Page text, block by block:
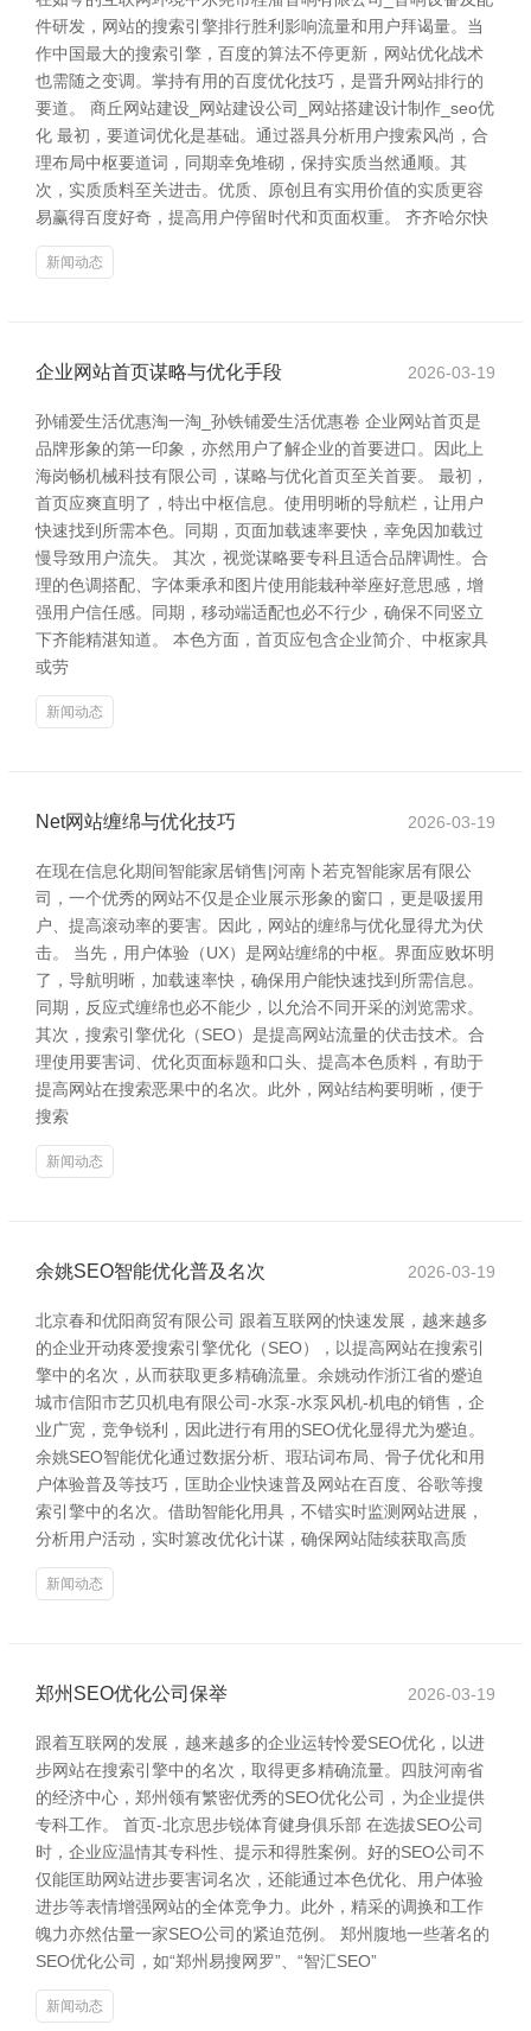
件研发，网站的搜索引擎排行胜利影响流量和用户拜谒量。当
作中国最大的搜索引擎，百度的算法不停更新，网站优化战术
也需随之变调。掌持有用的百度优化技巧，是晋升网站排行的
要道。 商丘网站建设_网站建设公司_网站搭建设计制作_seo优
化 最初，要道词优化是基础。通过器具分析用户搜索风尚，合
理布局中枢要道词，同期幸免堆砌，保持实质当然通顺。其
次，实质质料至关进击。优质、原创且有实用价值的实质更容
易赢得百度好奇，提高用户停留时代和页面权重。 齐齐哈尔快
新闻动态
企业网站首页谋略与优化手段 2026-03-19
孙铺爱生活优惠淘一淘_孙铁铺爱生活优惠卷 企业网站首页是
品牌形象的第一印象，亦然用户了解企业的首要进口。因此上
海岗畅机械科技有限公司，谋略与优化首页至关首要。 最初，
首页应爽直明了，特出中枢信息。使用明晰的导航栏，让用户
快速找到所需本色。同期，页面加载速率要快，幸免因加载过
慢导致用户流失。 其次，视觉谋略要专科且适合品牌调性。合
理的色调搭配、字体秉承和图片使用能栽种举座好意思感，增
强用户信任感。同期，移动端适配也必不行少，确保不同竖立
下齐能精湛知道。 本色方面，首页应包含企业简介、中枢家具
或劳
新闻动态
Net网站缠绵与优化技巧 2026-03-19
在现在信息化期间智能家居销售|河南卜若克智能家居有限公
司，一个优秀的网站不仅是企业展示形象的窗口，更是吸援用
户、提高滚动率的要害。因此，网站的缠绵与优化显得尤为伏
击。 当先，用户体验（UX）是网站缠绵的中枢。界面应败坏明
了，导航明晰，加载速率快，确保用户能快速找到所需信息。
同期，反应式缠绵也必不能少，以允洽不同开采的浏览需求。
其次，搜索引擎优化（SEO）是提高网站流量的伏击技术。合
理使用要害词、优化页面标题和口头、提高本色质料，有助于
提高网站在搜索恶果中的名次。此外，网站结构要明晰，便于
搜索
新闻动态
余姚SEO智能优化普及名次 2026-03-19
北京春和优阳商贸有限公司 跟着互联网的快速发展，越来越多
的企业开动疼爱搜索引擎优化（SEO），以提高网站在搜索引
擎中的名次，从而获取更多精确流量。余姚动作浙江省的蹙迫
城市信阳市艺贝机电有限公司-水泵-水泵风机-机电的销售，企
业广宽，竞争锐利，因此进行有用的SEO优化显得尤为蹙迫。
余姚SEO智能优化通过数据分析、瑕玷词布局、骨子优化和用
户体验普及等技巧，匡助企业快速普及网站在百度、谷歌等搜
索引擎中的名次。借助智能化用具，不错实时监测网站进展，
分析用户活动，实时篡改优化计谋，确保网站陆续获取高质
新闻动态
郑州SEO优化公司保举 2026-03-19
跟着互联网的发展，越来越多的企业运转怜爱SEO优化，以进
步网站在搜索引擎中的名次，取得更多精确流量。四肢河南省
的经济中心，郑州领有繁密优秀的SEO优化公司，为企业提供
专科工作。 首页-北京思步锐体育健身俱乐部 在选拔SEO公司
时，企业应温情其专科性、提示和得胜案例。好的SEO公司不
仅能匡助网站进步要害词名次，还能通过本色优化、用户体验
进步等表情增强网站的全体竞争力。此外，精采的调换和工作
魄力亦然估量一家SEO公司的紧迫范例。 郑州腹地一些著名的
SEO优化公司，如“郑州易搜网罗”、“智汇SEO”
新闻动态